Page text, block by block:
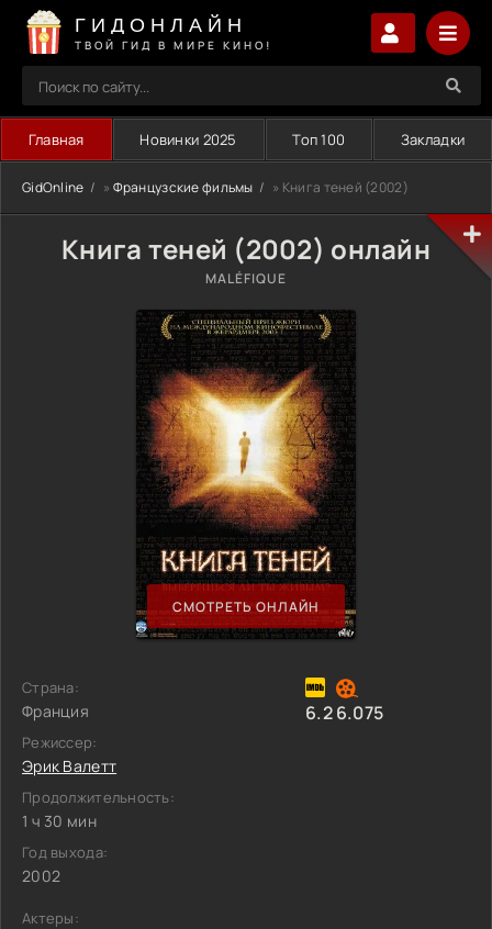
ГИДОНЛАЙН
ТВОЙ ГИД В МИРЕ КИНО!
Главная Новинки 2025 Топ 100 Закладки
GidOnline » Французские фильмы » Книга теней (2002)
Книга теней (2002) онлайн
MALÉFIQUE
СМОТРЕТЬ ОНЛАЙН
Страна:
Франция
Режиссер:
Эрик Валетт
Продолжительность:
1 ч 30 мин
Год выхода:
2002
6.26.075
Актеры: